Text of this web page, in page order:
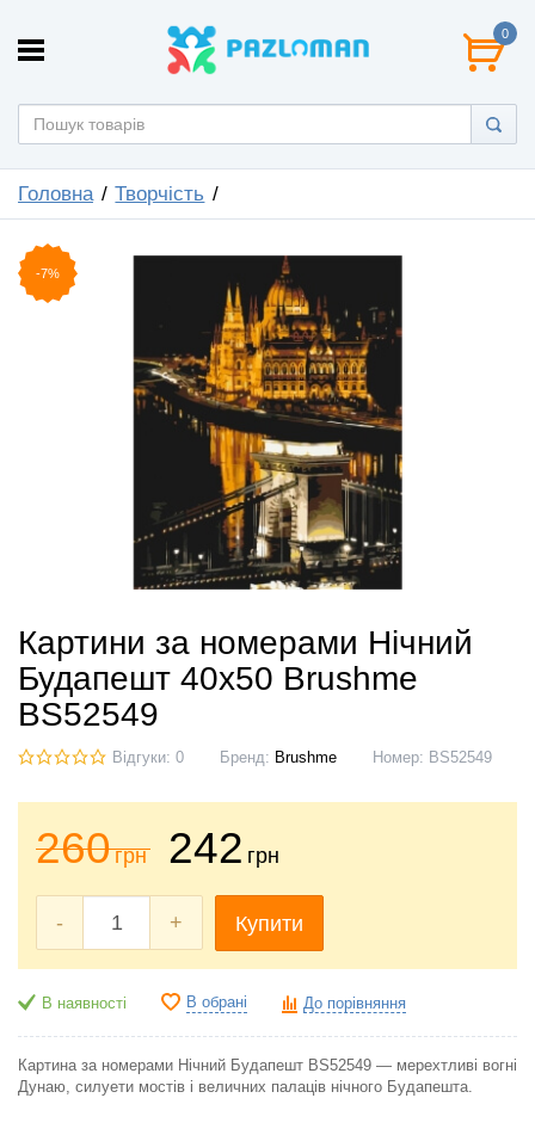
0
Головна Творчість
-7%
Картини за номерами Нічний
Будапешт 40x50 Brushme
BS52549
Відгуки: 0 Бренд: Brushme Номер: BS52549
260грн 242 грн
- + Купити
В наявності В обрані До порівняння
Картина за номерами Нічний Будапешт BS52549 — мерехтливі вогні
Дунаю, силуети мостів і величних палаців нічного Будапешта.